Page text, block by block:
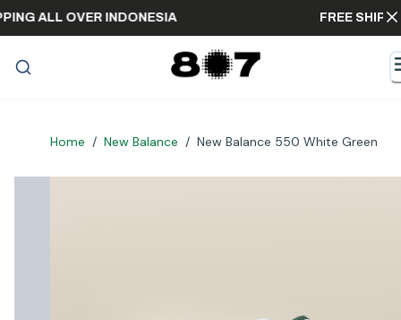
SHIPPING ALL OVER INDONESIA FREE
Home / New Balance / New Balance 550 White Green